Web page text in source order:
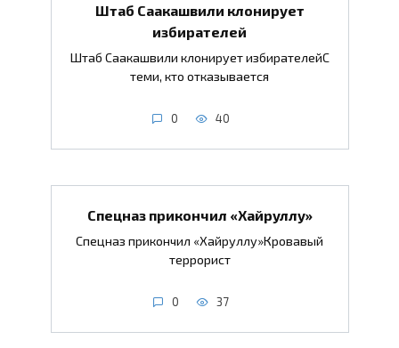
Штаб Саакашвили клонирует
избирателей
Штаб Саакашвили клонирует избирателейС
теми, кто отказывается
0 40
Спецназ прикончил «Хайруллу»
Спецназ прикончил «Хайруллу»Кровавый
террорист
0 37